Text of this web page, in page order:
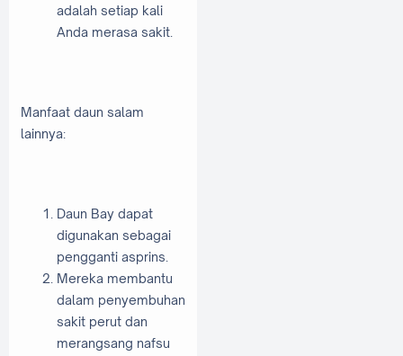
adalah setiap kali
Anda merasa sakit.
Manfaat daun salam
lainnya:
Daun Bay dapat
digunakan sebagai
pengganti asprins.
Mereka membantu
dalam penyembuhan
sakit perut dan
merangsang nafsu